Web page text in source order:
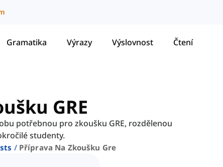
Gramatika Výrazy Výslovnost Čtení
GRE
potřebnou pro zkoušku GRE, rozdělenou
studenty.
Příprava Na Zkoušku Gre